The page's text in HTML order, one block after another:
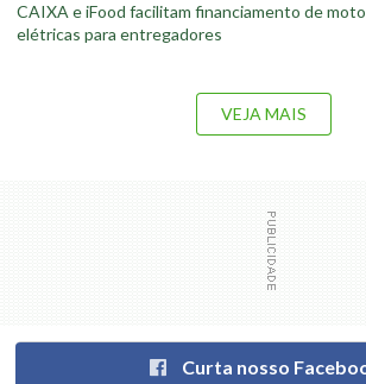
CAIXA e iFood facilitam financiamento de
elétricas para entregadores
VEJA MAIS
Curta nosso